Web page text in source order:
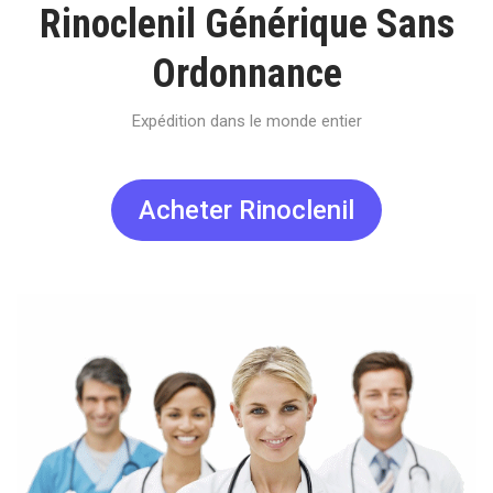
Rinoclenil Générique Sans
Ordonnance
Expédition dans le monde entier
Acheter Rinoclenil